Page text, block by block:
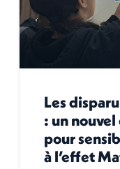
Les
: un nouvel
pour
à l’effet